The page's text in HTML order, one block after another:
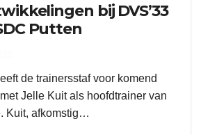
bij DVS’33
Putten
de trainersstaf voor komend
Jelle Kuit als hoofdtrainer van
Kuit, afkomstig…